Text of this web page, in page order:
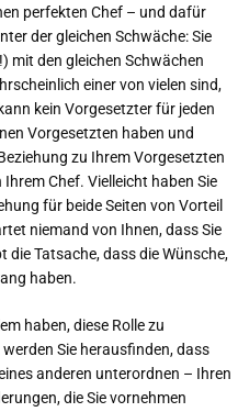
perfekten Chef – und dafür
der gleichen Schwäche: Sie
mit den gleichen Schwächen
einer von vielen sind,
kein Vorgesetzter für jeden
Vorgesetzten haben und
zu Ihrem Vorgesetzten
Chef. Vielleicht haben Sie
für beide Seiten von Vorteil
niemand von Ihnen, dass Sie
Tatsache, dass die Wünsche,
haben.
haben, diese Rolle zu
Sie herausfinden, dass
anderen unterordnen – Ihren
die Sie vornehmen